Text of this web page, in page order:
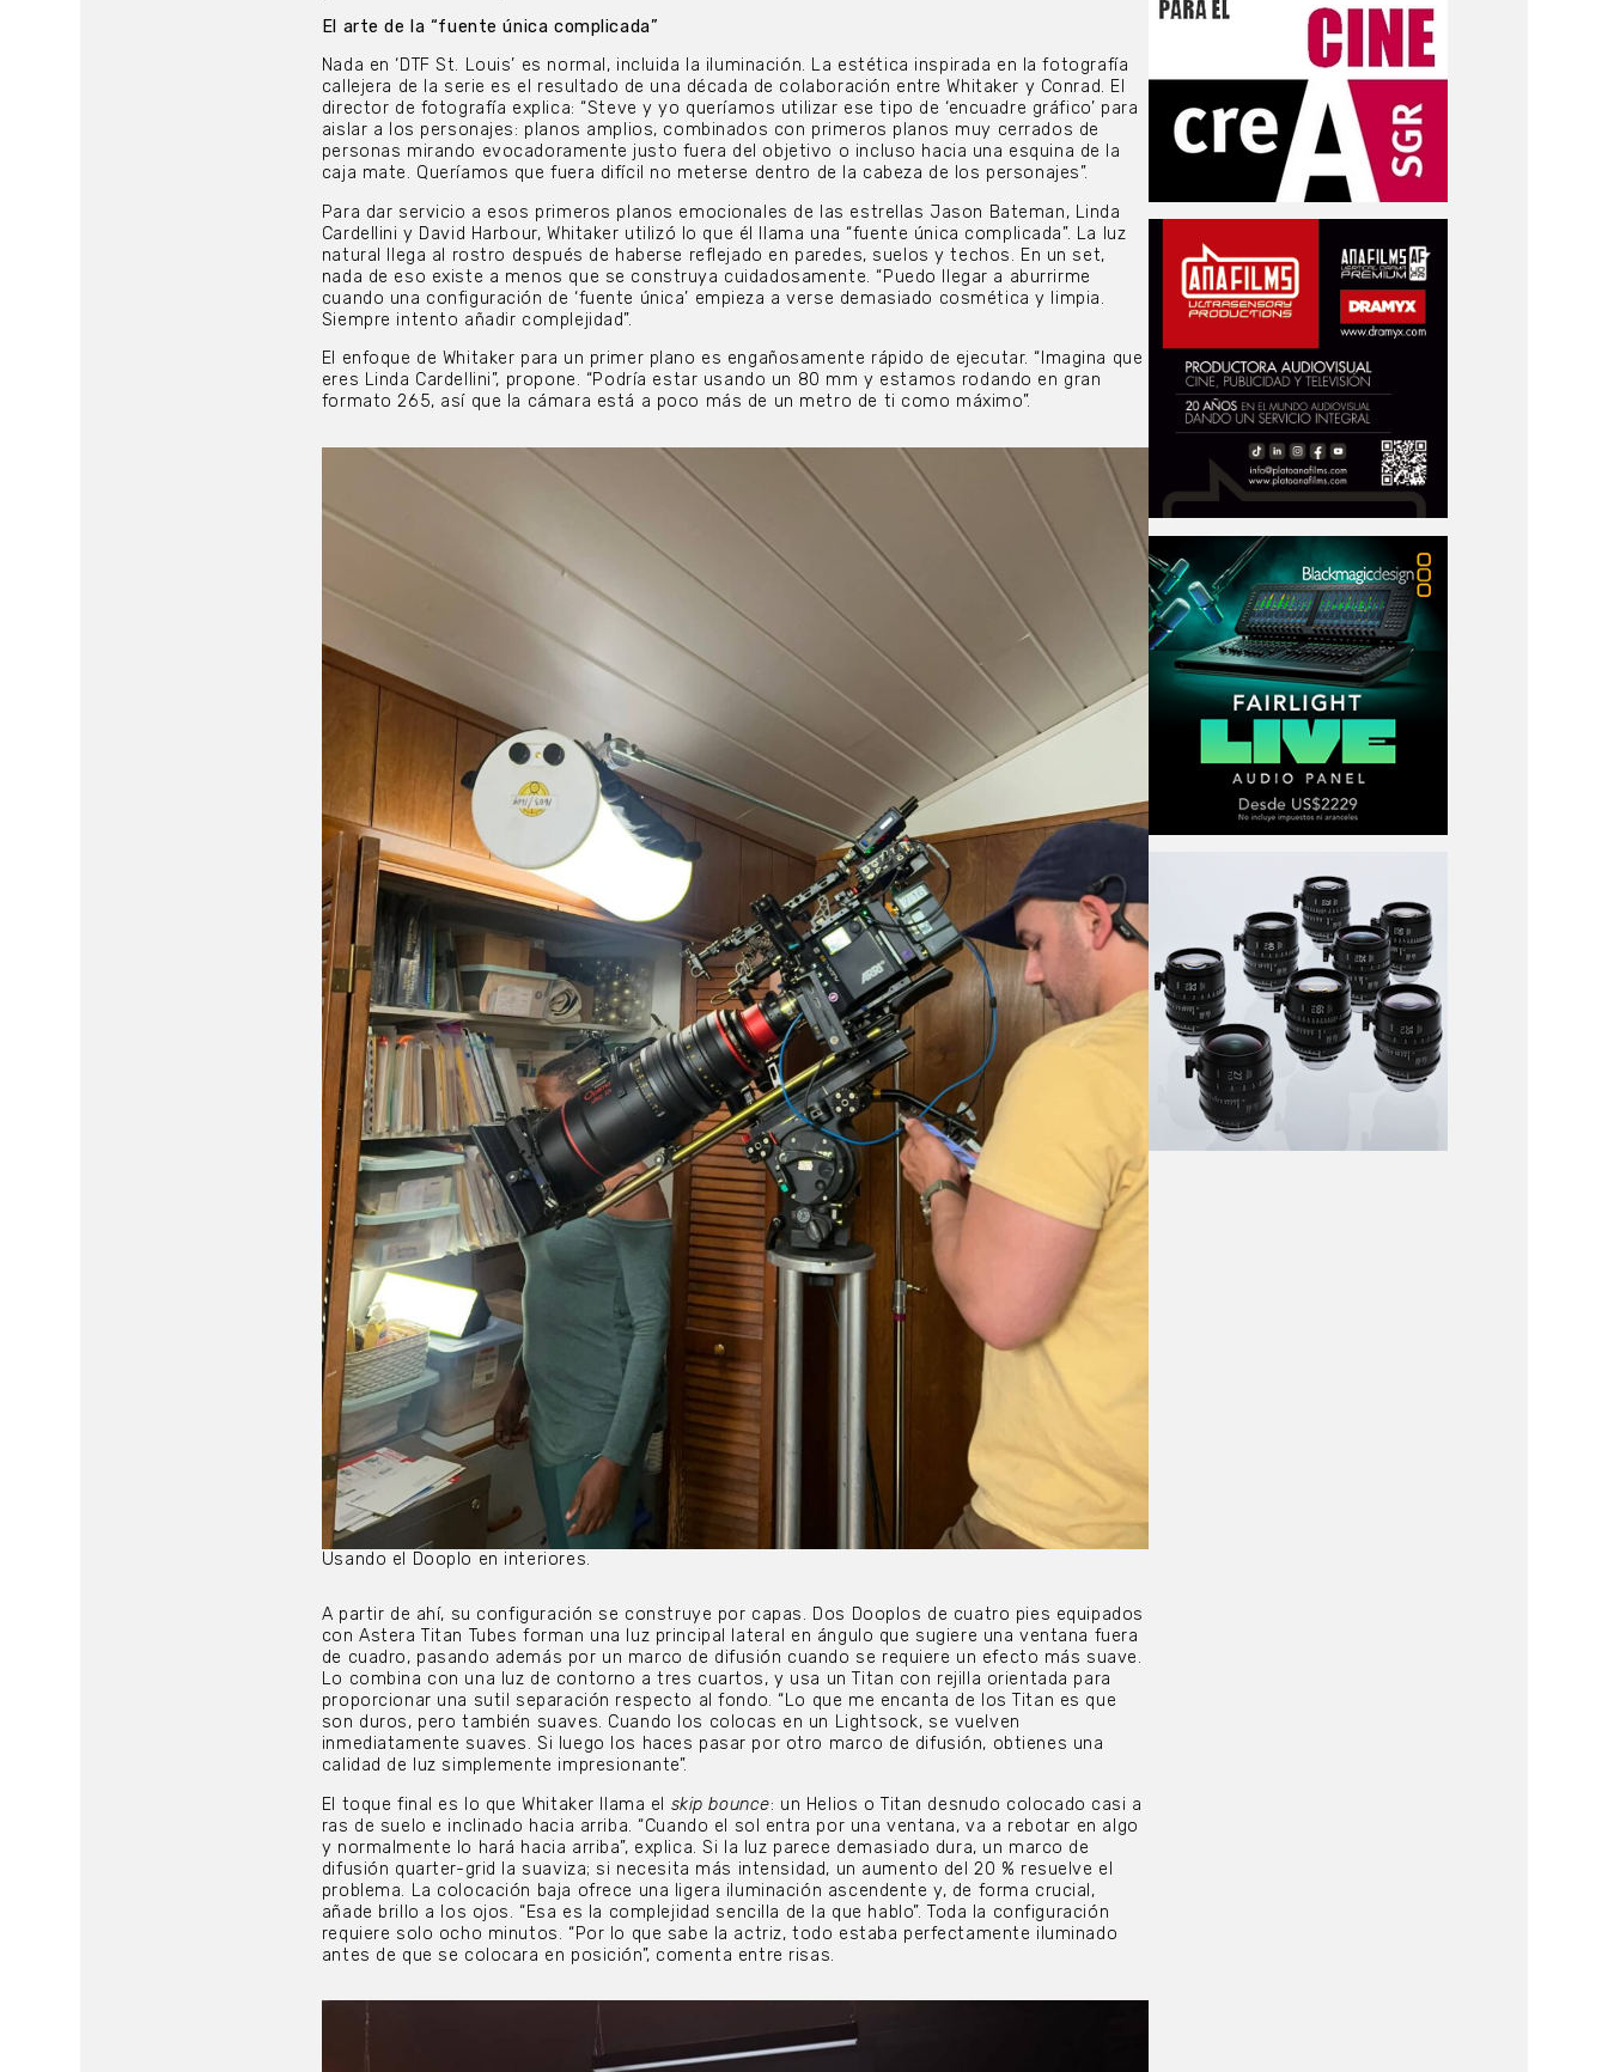
El arte de la “fuente única complicada”
Nada en ‘DTF St. Louis’ es normal, incluida la iluminación. La estética inspirada en la fotografía
callejera de la serie es el resultado de una década de colaboración entre Whitaker y Conrad. El
director de fotografía explica: “Steve y yo queríamos utilizar ese tipo de ‘encuadre gráfico’ para
aislar a los personajes: planos amplios, combinados con primeros planos muy cerrados de
personas mirando evocadoramente justo fuera del objetivo o incluso hacia una esquina de la
caja mate. Queríamos que fuera difícil no meterse dentro de la cabeza de los personajes”.
Para dar servicio a esos primeros planos emocionales de las estrellas Jason Bateman, Linda
Cardellini y David Harbour, Whitaker utilizó lo que él llama una “fuente única complicada”. La luz
natural llega al rostro después de haberse reflejado en paredes, suelos y techos. En un set,
nada de eso existe a menos que se construya cuidadosamente. “Puedo llegar a aburrirme
cuando una configuración de ‘fuente única’ empieza a verse demasiado cosmética y limpia.
Siempre intento añadir complejidad”.
El enfoque de Whitaker para un primer plano es engañosamente rápido de ejecutar. “Imagina que
eres Linda Cardellini”, propone. “Podría estar usando un 80 mm y estamos rodando en gran
formato 265, así que la cámara está a poco más de un metro de ti como máximo”.
Usando el Dooplo en interiores.
A partir de ahí, su configuración se construye por capas. Dos Dooplos de cuatro pies equipados
con Astera Titan Tubes forman una luz principal lateral en ángulo que sugiere una ventana fuera
de cuadro, pasando además por un marco de difusión cuando se requiere un efecto más suave.
Lo combina con una luz de contorno a tres cuartos, y usa un Titan con rejilla orientada para
proporcionar una sutil separación respecto al fondo. “Lo que me encanta de los Titan es que
son duros, pero también suaves. Cuando los colocas en un Lightsock, se vuelven
inmediatamente suaves. Si luego los haces pasar por otro marco de difusión, obtienes una
calidad de luz simplemente impresionante”.
El toque final es lo que Whitaker llama el skip bounce: un Helios o Titan desnudo colocado casi a
ras de suelo e inclinado hacia arriba. “Cuando el sol entra por una ventana, va a rebotar en algo
y normalmente lo hará hacia arriba”, explica. Si la luz parece demasiado dura, un marco de
difusión quarter-grid la suaviza; si necesita más intensidad, un aumento del 20 % resuelve el
problema. La colocación baja ofrece una ligera iluminación ascendente y, de forma crucial,
añade brillo a los ojos. “Esa es la complejidad sencilla de la que hablo”. Toda la configuración
requiere solo ocho minutos. “Por lo que sabe la actriz, todo estaba perfectamente iluminado
antes de que se colocara en posición”, comenta entre risas.